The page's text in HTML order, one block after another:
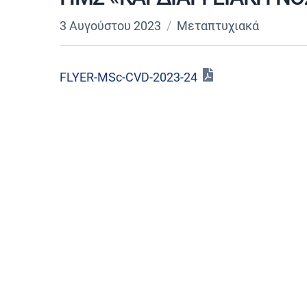
3 Αυγούστου 2023 Μεταπτυχιακά
FLYER-MSc-CVD-2023-24